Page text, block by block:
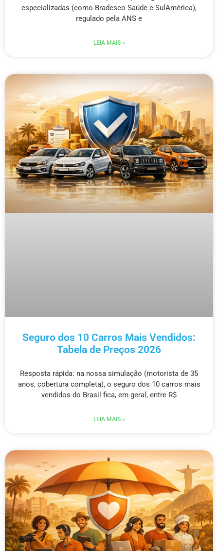
especializadas (como Bradesco Saúde e SulAmérica),
regulado pela ANS e
LEIA MAIS »
Seguro dos 10 Carros Mais Vendidos:
Tabela de Preços 2026
Resposta rápida: na nossa simulação (motorista de 35
anos, cobertura completa), o seguro dos 10 carros mais
vendidos do Brasil fica, em geral, entre R$
LEIA MAIS »